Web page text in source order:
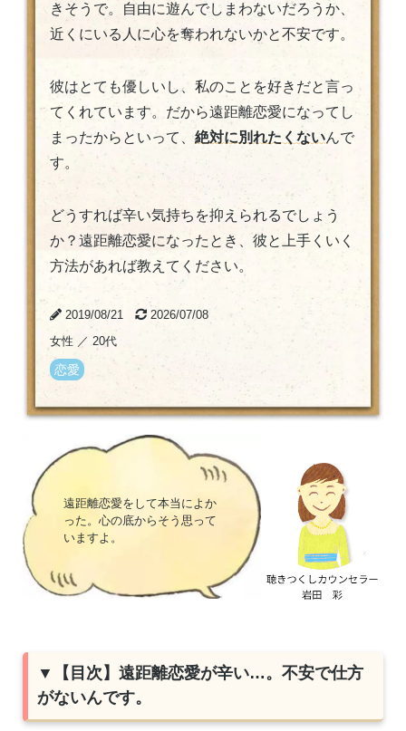
きそうで。自由に遊んでしまわないだろうか、
近くにいる人に心を奪われないかと不安です。
彼はとても優しいし、私のことを好きだと言っ
てくれています。だから遠距離恋愛になってし
まったからといって、 絶対に別れたくないんで
す。
どうすれば辛い気持ちを抑えられるでしょう
か？遠距離恋愛になったとき、彼と上手くいく
方法があれば教えてください。
2019/08/21
2026/07/08
女性 ／ 20代
恋愛
遠距離恋愛をして本当によか
った。心の底からそう思って
いますよ。
▼【目次】遠距離恋愛が辛い…。不安で仕方
がないんです。